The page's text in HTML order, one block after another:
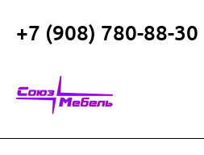
+7 (908) 780-88-30